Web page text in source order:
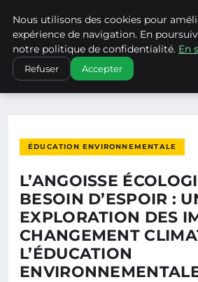
ACCUEIL
ÉDUCATION
L’ANGOISSE ÉCOLOGIQUE ET LE BESOIN
ÉDUCATION ENVIRONNEMENTALE
L’ANGOISSE
BESOIN D’ESPOIR :
EXPLORATION DES
CHANGEMENT
L’ÉDUCATION
Nous utilisons des cookies pour
expérience de navigation. En
notre politique de confidentialité. En
Refuser Accepter